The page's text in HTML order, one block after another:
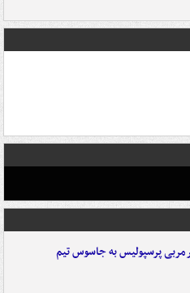
پرسپولیس به جاسوس تیم